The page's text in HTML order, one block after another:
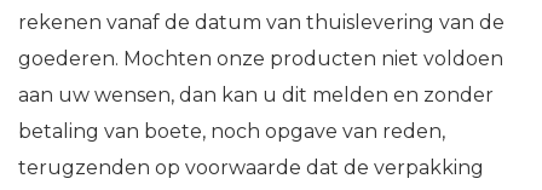
rekenen vanaf de datum van thuislevering van de
goederen. Mochten onze producten niet voldoen
aan uw wensen, dan kan u dit melden en zonder
betaling van boete, noch opgave van reden,
terugzenden op voorwaarde dat de verpakking